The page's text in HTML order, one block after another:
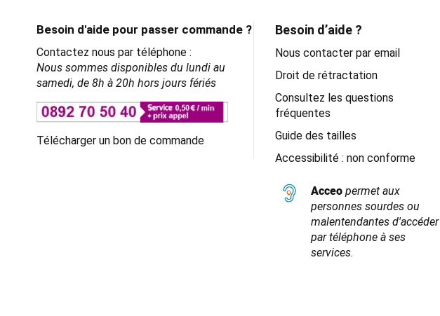
Besoin d'aide pour passer commande ?
Contactez nous par téléphone :
Nous sommes disponibles du lundi au
samedi, de 8h à 20h hors jours fériés
Télécharger un bon de commande
Besoin d’aide ?
Nous contacter par email
Droit de rétractation
Consultez les questions
fréquentes
Guide des tailles
Accessibilité : non conforme
Acceo permet aux
personnessourdes ou
malentendantesd'accéder
par téléphone à ses
services.